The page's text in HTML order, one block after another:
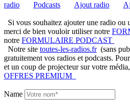
radio
Podcasts Ajout radio
Si vous souhaitez ajouter une radio ou
merci de bien vouloir utiliser notre
notre FORMULAIRE PODCAST
Notre site toutes-les-radios.fr(sans
gratuitement vos radios et podcasts.
et un coup de projecteur sur votre
OFFRES PREMIUM
Name